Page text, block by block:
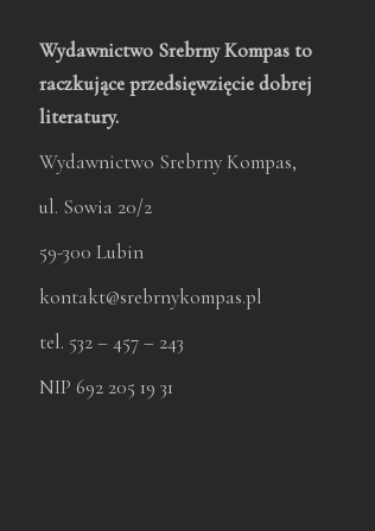
Wydawnictwo Srebrny Kompas to
raczkujące przedsięwzięcie dobrej
literatury.
Wydawnictwo Srebrny Kompas,
ul. Sowia 20/2
59-300 Lubin
kontakt@srebrnykompas.pl
tel. 532 – 457 – 243
NIP 692 205 19 31